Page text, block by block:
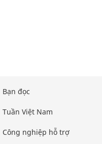
Bạn đọc
Tuần Việt Nam
Công nghiệp hỗ trợ